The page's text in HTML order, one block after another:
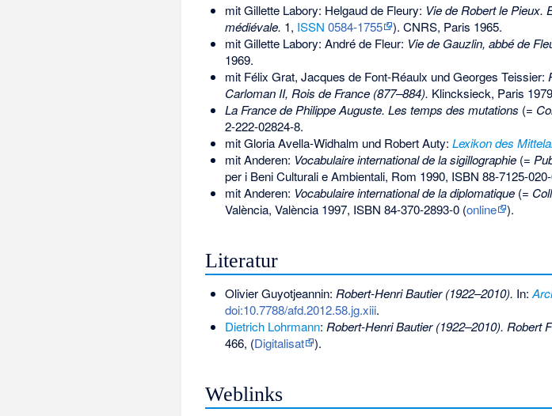
mit Gillette Labory: Helgaud de Fleury: Vie de Robert le Pieux.
médiévale. 1, ISSN 0584-1755
). CNRS, Paris 1965.
mit Gillette Labory: André de Fleur: Vie de Gauzlin, abbé de
1969.
mit Félix Grat, Jacques de Font-Réaulx und Georges Teissier:
Carloman II, Rois de France (877–884). Klincksieck, Paris
La France de Philippe Auguste. Les temps des mutations (=
2-222-02824-8.
mit Gloria Avella-Widhalm und Robert Auty: Lexikon des
mit Anderen: Vocabulaire international de la sigillographie(=
per i Beni Culturali e Ambientali, Rom 1990, ISBN 88-7125-
mit Anderen: Vocabulaire international de la diplomatique(=
València, València 1997, ISBN 84-370-2893-0(online ).
Literatur
Olivier Guyotjeannin: Robert-Henri Bautier (1922–2010). In:
doi:10.7788/afd.2012.58.jg.xiii.
Dietrich Lohrmann: Robert-Henri Bautier (1922–2010). Robert
466, (Digitalisat ).
Weblinks